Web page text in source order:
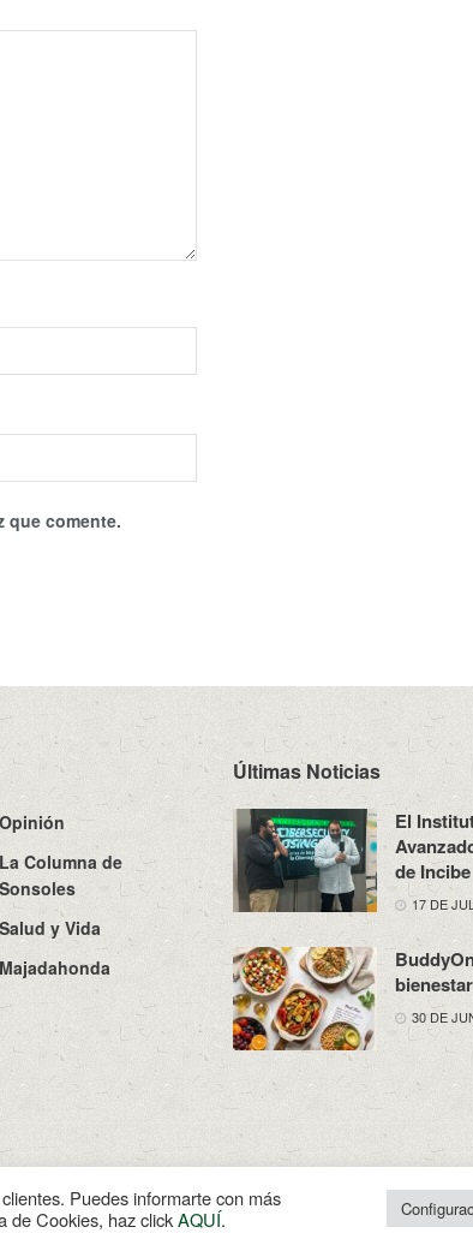
que comente.
Opinión
La Columna de
Sonsoles
Salud y Vida
Majadahonda
Últimas Noticias
El
de Incibe
17 DE
bienestar
30 DE
Sobre Nosotros Política de Privacidad
Puedes informarte con más
de Cookies, haz clickAQUÍ.